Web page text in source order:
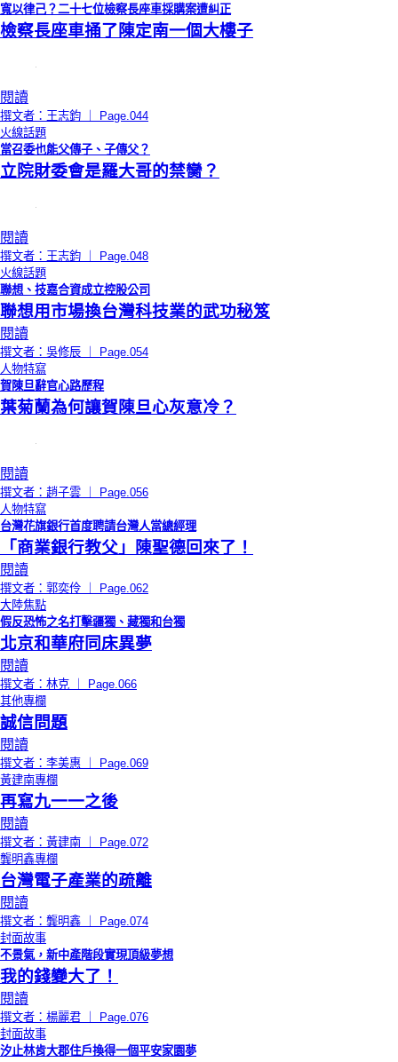
寬以律己？二十七位檢察長座車採購案遭糾正
檢察長座車捅了陳定南一個大樓子
閱讀
撰文者：王志鈞 ｜ Page.044
火線話題
當召委也能父傳子、子傳父？
立院財委會是羅大哥的禁臠？
閱讀
撰文者：王志鈞 ｜ Page.048
火線話題
聯想、技嘉合資成立控股公司
聯想用市場換台灣科技業的武功秘笈
閱讀
撰文者：吳修辰 ｜ Page.054
人物特寫
賀陳旦辭官心路歷程
葉菊蘭為何讓賀陳旦心灰意冷？
閱讀
撰文者：趙子雲 ｜ Page.056
人物特寫
台灣花旗銀行首度聘請台灣人當總經理
「商業銀行教父」陳聖德回來了！
閱讀
撰文者：郭奕伶 ｜ Page.062
大陸焦點
假反恐怖之名打擊疆獨、藏獨和台獨
北京和華府同床異夢
閱讀
撰文者：林克 ｜ Page.066
其他專欄
誠信問題
閱讀
撰文者：李美惠 ｜ Page.069
黃建南專欄
再寫九一一之後
閱讀
撰文者：黃建南 ｜ Page.072
龔明鑫專欄
台灣電子產業的疏離
閱讀
撰文者：龔明鑫 ｜ Page.074
封面故事
不景氣，新中產階段實現頂級夢想
我的錢變大了！
閱讀
撰文者：楊麗君 ｜ Page.076
封面故事
汐止林肯大郡住戶換得一個平安家園夢